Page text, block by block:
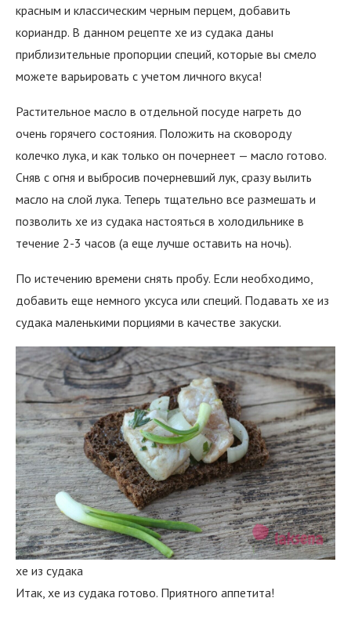
красным и классическим черным перцем, добавить
кориандр. В данном рецепте хе из судака даны
приблизительные пропорции специй, которые вы смело
можете варьировать с учетом личного вкуса!
Растительное масло в отдельной посуде нагреть до
очень горячего состояния. Положить на сковороду
колечко лука, и как только он почернеет — масло готово.
Сняв с огня и выбросив почерневший лук, сразу вылить
масло на слой лука. Теперь тщательно все размешать и
позволить хе из судака настояться в холодильнике в
течение 2-3 часов (а еще лучше оставить на ночь).
По истечению времени снять пробу. Если необходимо,
добавить еще немного уксуса или специй. Подавать хе из
судака маленькими порциями в качестве закуски.
хе из судака
Итак, хе из судака готово. Приятного аппетита!